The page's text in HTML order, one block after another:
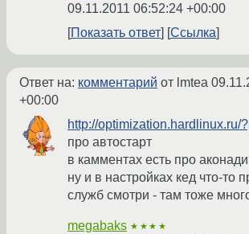
09.11.2011 06:52:24 +00:00
Показать ответ
Ссылка
Ответ на: комментарий от lmtea
+00:00
http://optimization.hardlinux.ru/
про автостарт
в камментах есть про аконади
ну и в настройках кед что-то
служб смотри - там тоже
megabaks ★★★★